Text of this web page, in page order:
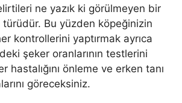
ne yazık ki görülmeyen bir
türüdür. Bu yüzden köpeğinizin
kontrollerini yaptırmak ayrıca
şeker oranlarının testlerini
hastalığını önleme ve erken tanı
göreceksiniz.